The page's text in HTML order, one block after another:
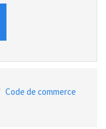
Code de commerce